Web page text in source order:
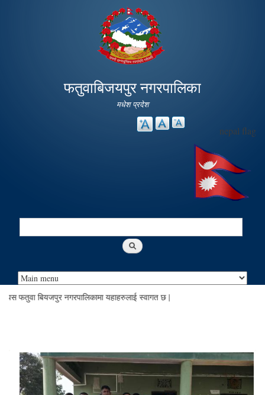
main
content
फतुवाबिजयपुर नगरपालिका
मधेश प्रदेश
nepal flag
Search
बियजपुर नगरपालिकामा यहाहरुलाई स्वागत छ |